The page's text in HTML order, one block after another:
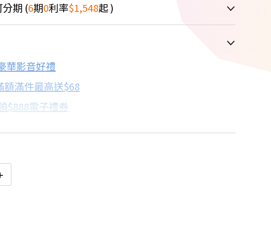
期 (6期0利率$1,548起 )
請以購物車顯示為主
額
配合銀行/業者
18家銀行/業者
華影音好禮
額滿件最高送$68
$888電子禮券
享回饋
點我看達人教你買